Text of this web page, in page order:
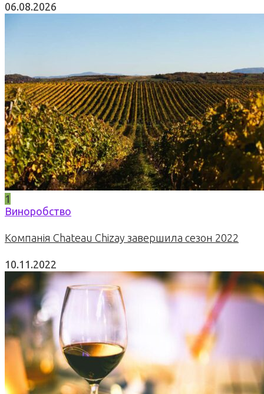
06.08.2026
1
Виноробство
Компанія Chateau Chizay завершила сезон 2022
10.11.2022